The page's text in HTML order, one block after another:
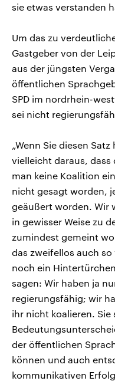
sie etwas verstanden
Um das zu
Gastgeber von der
aus der jüngsten
öffentlichen
SPD im nordrhein-
sei nicht
„Wenn Sie diesen
vielleicht daraus, dass
man keine Koalition
nicht gesagt worden,
geäußert worden. Wir
in gewisser Weise zu
zumindest gemeint
das zweifellos auch
noch ein
sagen: Wir haben ja
regierungsfähig; wir
ihr nicht koalieren. Sie
der öffentlichen
können und auch
kommunikativen